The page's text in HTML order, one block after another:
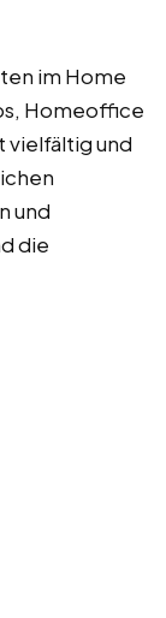
im Home
Homeoffice
vielfältig und
und
die